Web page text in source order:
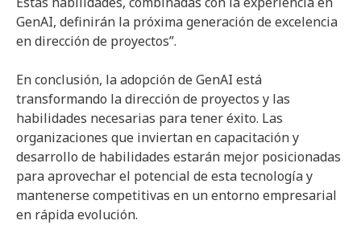
GenAI, definirán la próxima generación de excelencia
en dirección de proyectos”.
En conclusión, la adopción de GenAI está
transformando la dirección de proyectos y las
habilidades necesarias para tener éxito. Las
organizaciones que inviertan en capacitación y
desarrollo de habilidades estarán mejor posicionadas
para aprovechar el potencial de esta tecnología y
mantenerse competitivas en un entorno empresarial
en rápida evolución.